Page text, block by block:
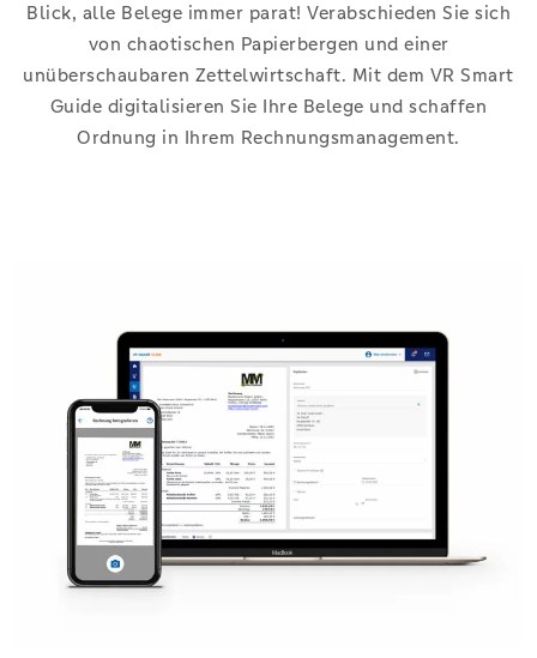
Blick, alle Belege immer parat! Verabschieden Sie sich
von chaotischen Papierbergen und einer
unüberschaubaren Zettelwirtschaft. Mit dem VR Smart
Guide digitalisieren Sie Ihre Belege und schaffen
Ordnung in Ihrem Rechnungsmanagement.